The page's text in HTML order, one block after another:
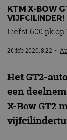
KTM X-BOW
VIJFCILINDER!
Liefst 600 pk op
26 feb 2020, 8:22 •
Het GT2-
een
X-Bow GT2